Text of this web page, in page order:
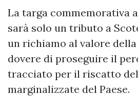
La targa commemorativa
sarà solo un tributo a
un richiamo al valore
dovere di proseguire il
tracciato per il riscatto
marginalizzate del Paese.